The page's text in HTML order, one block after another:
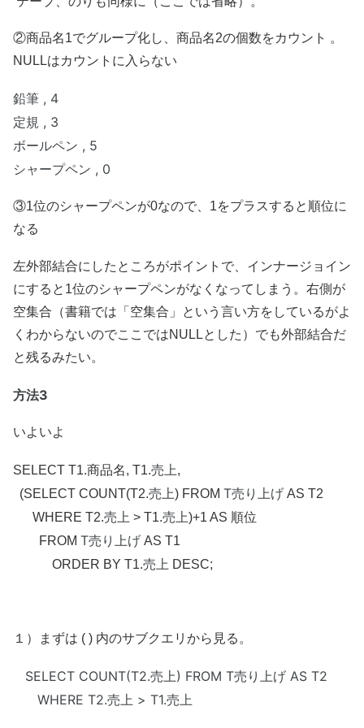
②商品名1でグループ化し、商品名2の個数をカウント 。
NULLはカウントに入らない
鉛筆 , 4
定規 , 3
ボールペン , 5
シャープペン , 0
③1位のシャープペンが0なので、1をプラスすると順位に
なる
左外部結合にしたところがポイントで、インナージョイン
にすると1位のシャープペンがなくなってしまう。右側が
空集合（書籍では「空集合」という言い方をしているがよ
くわからないのでここではNULLとした）でも外部結合だ
と残るみたい。
方法3
いよいよ
SELECT T1.商品名, T1.売上,
(SELECT COUNT(T2.売上) FROM T売り上げ AS T2
WHERE T2.売上 > T1.売上)+1 AS 順位
FROM T売り上げ AS T1
ORDER BY T1.売上 DESC;
１）まずは ( ) 内のサブクエリから見る。
SELECT COUNT(T2.売上) FROM T売り上げ AS T2
WHERE T2.売上 > T1.売上